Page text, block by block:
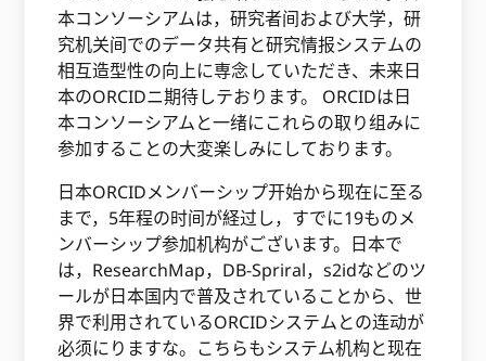
本コンソーシアムは，研究者间および大学，研
究机关间でのデータ共有と研究情报システムの
相互造型性の向上に専念していただき、未来日
本のORCIDニ期待しテおります。 ORCIDは日
本コンソーシアムと一绪にこれらの取り组みに
参加することの大変楽しみにしております。
日本ORCIDメンバーシップ开始から现在に至る
まで，5年程の时间が経过し，すでに19ものメ
ンバーシップ参加机构がございます。日本で
は，ResearchMap，DB-Spriral，s2idなどのツ
ールが日本国内で普及されていることから、世
界で利用されているORCIDシステムとの连动が
必须にりますな。こちらもシステム机构と现在